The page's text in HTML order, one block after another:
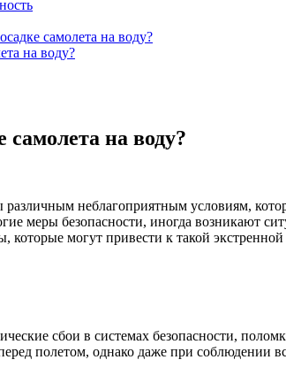
самолета на воду?
на воду?
на воду?
неблагоприятным условиям,
меры безопасности, иногда возникают
могут привести к такой экстренной
сбои в системах безопасности,
полетом, однако даже при соблюдении